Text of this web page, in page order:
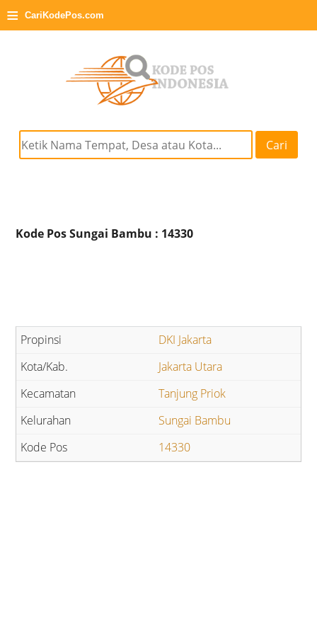
≡ CariKodePos.com
Cari
Kode Pos Sungai Bambu : 14330
DKI Jakarta
Jakarta Utara
Tanjung Priok
Sungai Bambu
14330